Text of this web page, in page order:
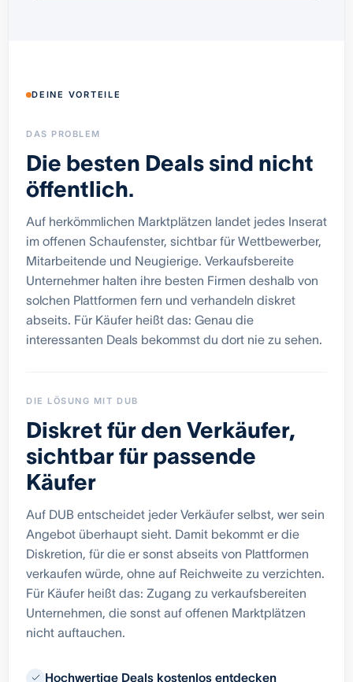
DEINE VORTEILE
DAS PROBLEM
Die besten Deals sind nicht
öffentlich.
Auf herkömmlichen Marktplätzen landet jedes Inserat
im offenen Schaufenster, sichtbar für Wettbewerber,
Mitarbeitende und Neugierige. Verkaufsbereite
Unternehmer halten ihre besten Firmen deshalb von
solchen Plattformen fern und verhandeln diskret
abseits. Für Käufer heißt das: Genau die
interessanten Deals bekommst du dort nie zu sehen.
DIE LÖSUNG MIT DUB
Diskret für den Verkäufer,
sichtbar für passende
Käufer
Auf DUB entscheidet jeder Verkäufer selbst, wer sein
Angebot überhaupt sieht. Damit bekommt er die
Diskretion, für die er sonst abseits von Plattformen
verkaufen würde, ohne auf Reichweite zu verzichten.
Für Käufer heißt das: Zugang zu verkaufsbereiten
Unternehmen, die sonst auf offenen Marktplätzen
nicht auftauchen.
Hochwertige Deals kostenlos entdecken